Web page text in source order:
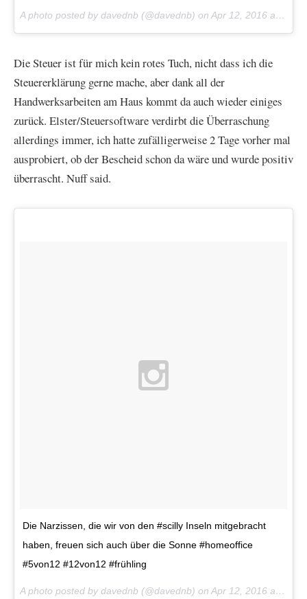
A photo posted by davednb (@davednb) on Apr 12, 2016 at 4:08am PDT
Die Steuer ist für mich kein rotes Tuch, nicht dass ich die
Steuererklärung gerne mache, aber dank all der
Handwerksarbeiten am Haus kommt da auch wieder einiges
zurück. Elster/Steuersoftware verdirbt die Überraschung
allerdings immer, ich hatte zufälligerweise 2 Tage vorher mal
ausprobiert, ob der Bescheid schon da wäre und wurde positiv
überrascht. Nuff said.
Die Narzissen, die wir von den #scilly Inseln mitgebracht
haben, freuen sich auch über die Sonne #homeoffice
#5von12 #12von12 #frühling
A photo posted by davednb (@davednb) on Apr 12, 2016 at 4:10am PDT